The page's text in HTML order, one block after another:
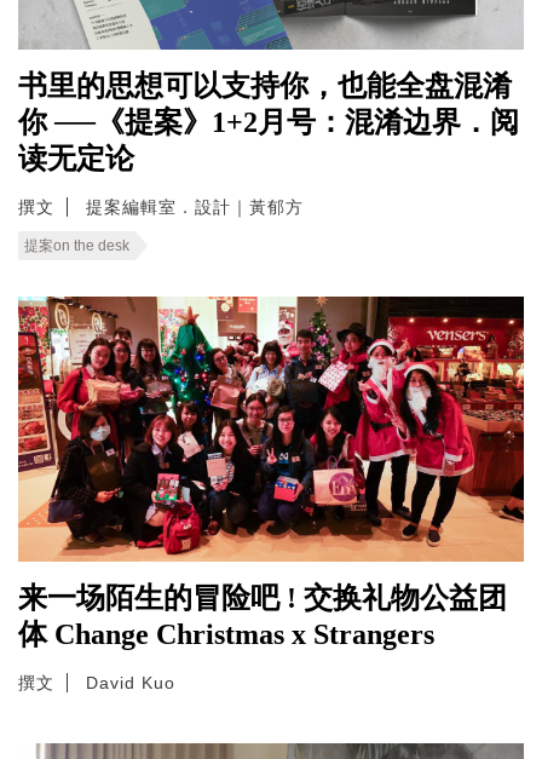
书里的思想可以支持你，也能全盘混淆
你 ──《提案》1+2月号：混淆边界．阅
读无定论
撰文 提案編輯室．設計｜黃郁方
提案on the desk
来一场陌生的冒险吧 ! 交换礼物公益团
体 Change Christmas x Strangers
撰文 David Kuo